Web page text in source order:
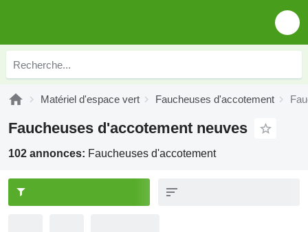
Matériel d'espace vert Faucheuses d'accotement
Faucheuses d'accotement neuves
102 annonces: Faucheuses d'accotement